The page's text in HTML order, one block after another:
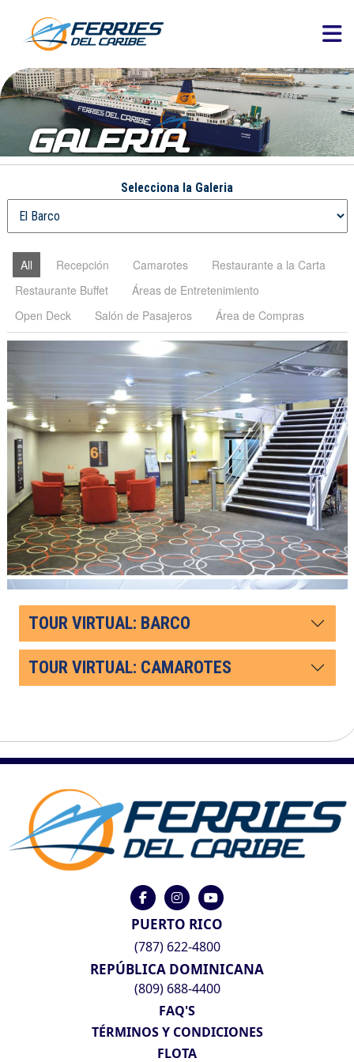
GALERIA
Selecciona la Galeria
TOUR VIRTUAL: BARCO
TOUR VIRTUAL: CAMAROTES
PUERTO RICO
(787) 622-4800
REPÚBLICA DOMINICANA
(809) 688-4400
FAQ'S
TÉRMINOS Y CONDICIONES
FLOTA